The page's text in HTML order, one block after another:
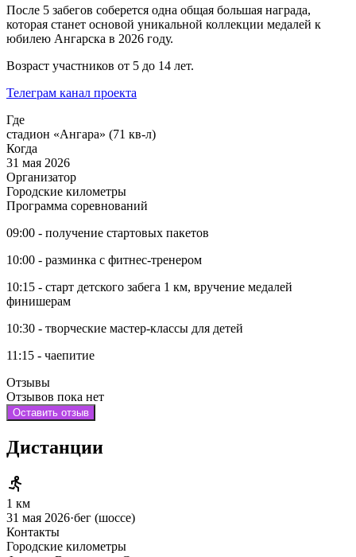
После 5 забегов соберется одна общая большая награда,
которая станет основой уникальной коллекции медалей к
юбилею Ангарска в 2026 году.
Возраст участников от 5 до 14 лет.
Телеграм канал проекта
Где
стадион «Ангара» (71 кв-л)
Когда
31 мая 2026
Организатор
Городские километры
Программа соревнований
09:00 - получение стартовых пакетов
10:00 - разминка с фитнес-тренером
10:15 - старт детского забега 1 км, вручение медалей
финишерам
10:30 - творческие мастер-классы для детей
11:15 - чаепитие
Отзывы
Отзывов пока нет
Оставить отзыв
Дистанции
1 км
31 мая 2026·бег (шоссе)
Контакты
Городские километры